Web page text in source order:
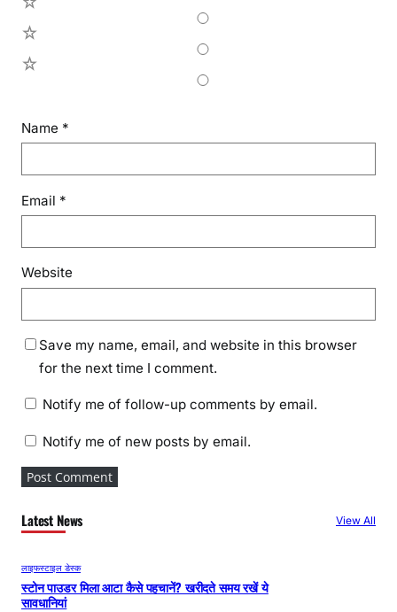
Name *
Email *
Website
Save my name, email, and website in this browser
for the next time I comment.
Notify me of follow-up comments by email.
Notify me of new posts by email.
Latest News View All
लाइफस्टाइल डेस्क
स्टोन पाउडर मिला आटा कैसे पहचानें? खरीदते समय रखें ये
सावधानियां